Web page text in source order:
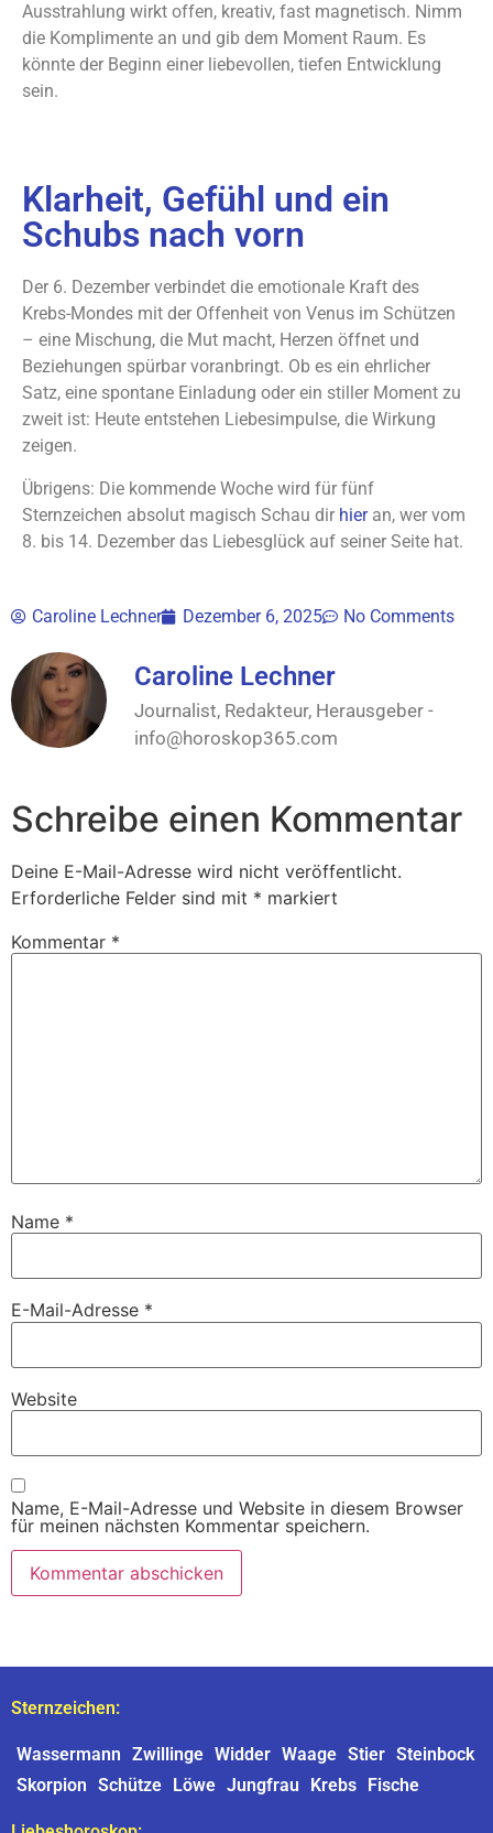
Ausstrahlung wirkt offen, kreativ, fast magnetisch. Nimm
die Komplimente an und gib dem Moment Raum. Es
könnte der Beginn einer liebevollen, tiefen Entwicklung
sein.
Klarheit, Gefühl und ein
Schubs nach vorn
Der 6. Dezember verbindet die emotionale Kraft des
Krebs-Mondes mit der Offenheit von Venus im Schützen
– eine Mischung, die Mut macht, Herzen öffnet und
Beziehungen spürbar voranbringt. Ob es ein ehrlicher
Satz, eine spontane Einladung oder ein stiller Moment zu
zweit ist: Heute entstehen Liebesimpulse, die Wirkung
zeigen.
Übrigens: Die kommende Woche wird für fünf
Sternzeichen absolut magisch Schau dir hieran, wer vom
8. bis 14. Dezember das Liebesglück auf seiner Seite hat.
Caroline Lechner Dezember 6, 2025 No Comments
Caroline Lechner
Journalist, Redakteur, Herausgeber -
info@horoskop365.com
Schreibe einen Kommentar
Deine E-Mail-Adresse wird nicht veröffentlicht.
Erforderliche Felder sind mit * markiert
Kommentar *
Name *
E-Mail-Adresse *
Website
Name, E-Mail-Adresse und Website in diesem Browser
für meinen nächsten Kommentar speichern.
Sternzeichen:
Wassermann Zwillinge Widder Waage Stier Steinbock
Skorpion Schütze Löwe Jungfrau Krebs Fische